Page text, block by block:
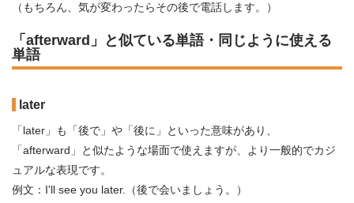
（もちろん、気が変わったらその後で電話します。）
「afterward」と似ている単語・同じように使える
単語
later
「later」も「後で」や「後に」といった意味があり、
「afterward」と似たような場面で使えますが、より一般的でカジ
ュアルな表現です。
例文：I'll see you later.（後で会いましょう。）